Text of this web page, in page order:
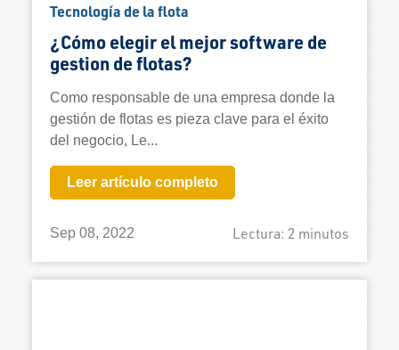
Tecnología de la flota
¿Cómo elegir el mejor software de
gestion de flotas?
Como responsable de una empresa donde la
gestión de flotas es pieza clave para el éxito
del negocio, Le...
Leer artículo completo
Sep 08, 2022 Lectura: 2 minutos